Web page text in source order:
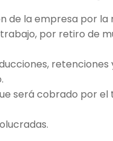
de la empresa por
por retiro de
será cobrado por